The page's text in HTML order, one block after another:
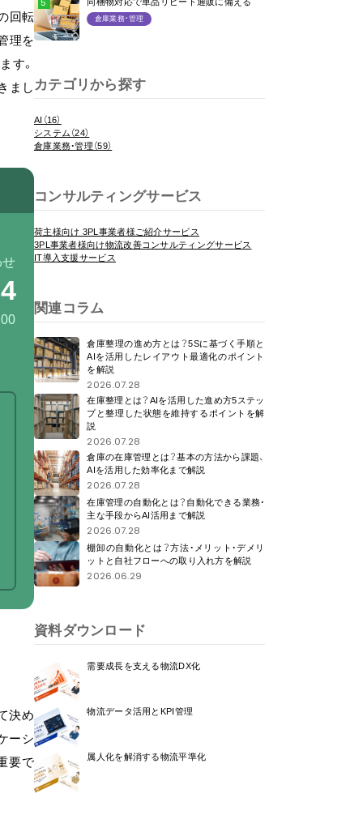
回転
理を
す。
まし
決め
ーシ
要で
同梱物対応で単品リピート通販に備える
倉庫業務・管理
カテゴリから探す
AI（16）
システム（24）
倉庫業務・管理（59）
コンサルティングサービス
荷主様向け 3PL事業者様ご紹介サービス
3PL事業者様向け物流改善コンサルティングサービス
IT導入支援サービス
関連コラム
倉庫整理の進め方とは？5Sに基づく手順と
AIを活用したレイアウト最適化のポイント
を解説
2026.07.28
在庫整理とは？AIを活用した進め方5ステッ
プと整理した状態を維持するポイントを解
説
2026.07.28
倉庫の在庫管理とは？基本の方法から課題、
AIを活用した効率化まで解説
2026.07.28
在庫管理の自動化とは？自動化できる業務・
主な手段からAI活用まで解説
2026.07.28
棚卸の自動化とは？方法・メリット・デメリ
ットと自社フローへの取り入れ方を解説
2026.06.29
資料ダウンロード
需要成長を支える物流DX化
物流データ活用とKPI管理
属人化を解消する物流平準化